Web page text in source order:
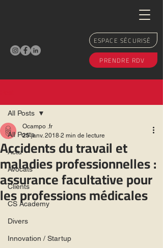
ESPACE SÉCURISÉ
PRENDRE RDV
All Posts
Actu
Avocats
Clients
CS Academy
Divers
Innovation / Startup
All Posts
Accidents du travail et
maladies professionnelles :
assurance facultative pour
les professions médicales
Ocampo .fr
25 janv. 2018 2 min de lecture